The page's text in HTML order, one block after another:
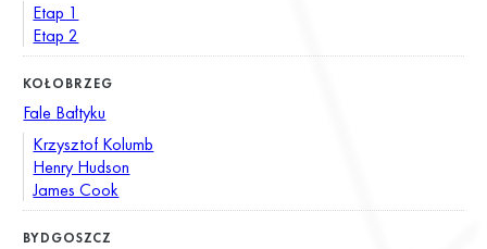
Etap 1
Etap 2
KOŁOBRZEG
Fale Bałtyku
Krzysztof Kolumb
Henry Hudson
James Cook
BYDGOSZCZ